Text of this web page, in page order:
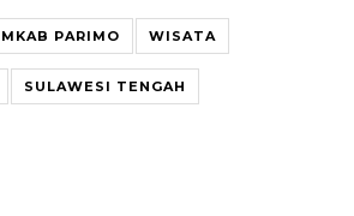
PARIMO WISATA
SULAWESI TENGAH